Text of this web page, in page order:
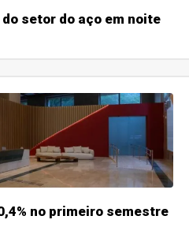
setor do aço em noite
no primeiro semestre